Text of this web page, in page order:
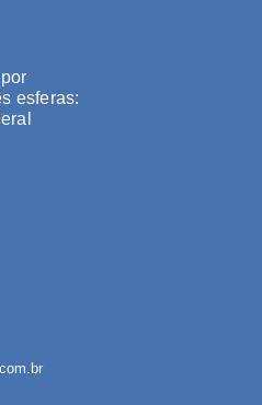
esferas: